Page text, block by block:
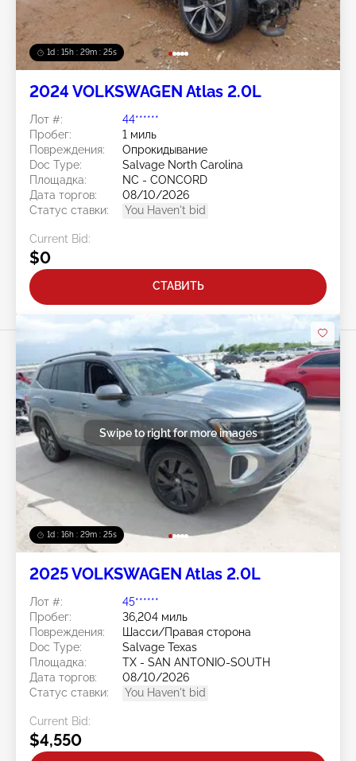
1d : 15h : 29m : 22s
2024 VOLKSWAGEN Atlas 2.0L
Лот #:
44******
Пробег:
1 миль
Повреждения:
Опрокидывание
Doc Type:
Salvage North Carolina
Площадка:
NC - CONCORD
Дата торгов:
08/10/2026
Статус ставки:
You Haven't bid
Current Bid:
$0
СТАВИТЬ
1d : 16h : 29m : 22s
Swipe to right for more images
2025 VOLKSWAGEN Atlas 2.0L
Лот #:
45******
Пробег:
36,204 миль
Повреждения:
Шасси/Правая сторона
Doc Type:
Salvage Texas
Площадка:
TX - SAN ANTONIO-SOUTH
Дата торгов:
08/10/2026
Статус ставки:
You Haven't bid
Current Bid:
$4,550